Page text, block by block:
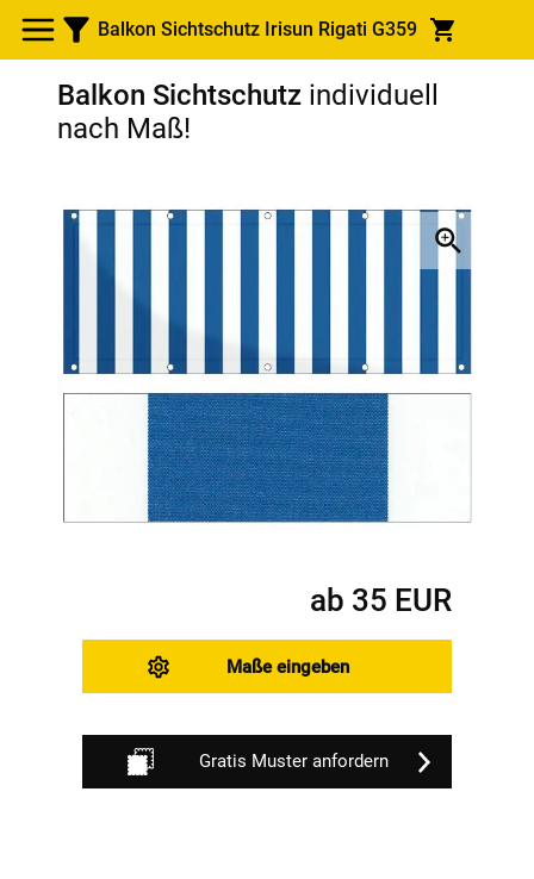
Balkon Sichtschutz Irisun Rigati G359
Balkon Sichtschutz individuell
nach Maß!
ab 35 EUR
Maße eingeben
Gratis Muster anfordern